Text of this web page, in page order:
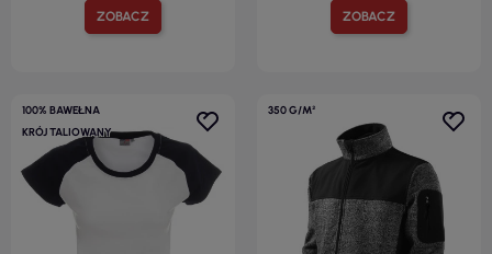
ZOBACZ ZOBACZ
100% BAWEŁNA
KRÓJ TALIOWANY
350 G/M²